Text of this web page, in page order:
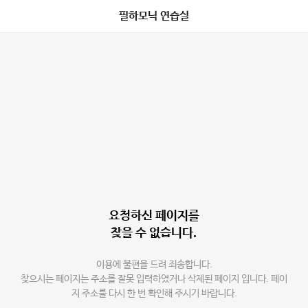
필하모닉 연습실
요청하신 페이지를
찾을 수 없습니다.
이용에 불편을 드려 죄송합니다.
찾으시는 페이지는 주소를 잘못 입력하였거나 삭제된 페이지 입니다. 페이
지 주소를 다시 한 번 확인해 주시기 바랍니다.